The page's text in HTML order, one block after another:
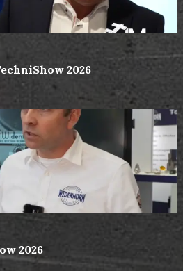
2026
2026